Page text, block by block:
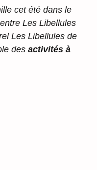
cet été dans le
Les Libellules
Les Libellules de
des activités à